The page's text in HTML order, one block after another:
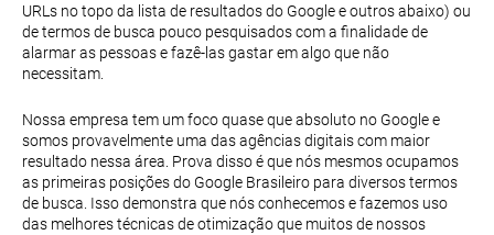
URLs no topo da lista de resultados do Google e outros abaixo) ou
de termos de busca pouco pesquisados com a finalidade de
alarmar as pessoas e fazê-las gastar em algo que não
necessitam.
Nossa empresa tem um foco quase que absoluto no Google e
somos provavelmente uma das agências digitais com maior
resultado nessa área. Prova disso é que nós mesmos ocupamos
as primeiras posições do Google Brasileiro para diversos termos
de busca. Isso demonstra que nós conhecemos e fazemos uso
das melhores técnicas de otimização que muitos de nossos